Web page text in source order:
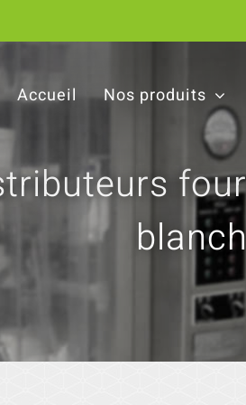
Accueil Nos produits